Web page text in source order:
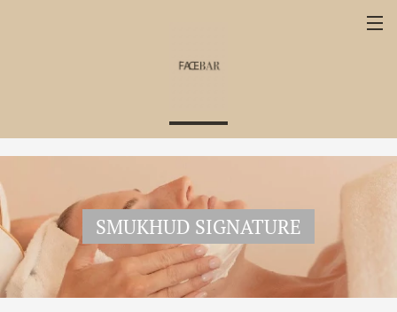
SMUKHUD SIGNATURE